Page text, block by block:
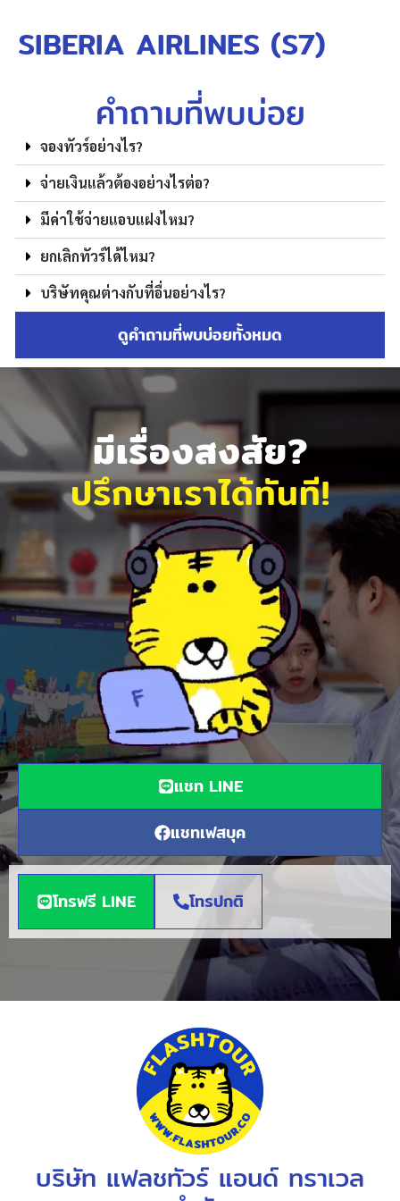
SIBERIA AIRLINES (S7)
คำถามที่พบบ่อย
จองทัวร์อย่างไร?
จ่ายเงินแล้วต้องอย่างไรต่อ?
มีค่าใช้จ่ายแอบแฝงไหม?
ยกเลิกทัวร์ได้ไหม?
บริษัทคุณต่างกับที่อื่นอย่างไร?
ดูคำถามที่พบบ่อยทั้งหมด
มีเรื่องสงสัย?
ปรึกษาเราได้ทันที!
แชท LINE
แชทเฟสบุค
โทรฟรี LINE โทรปกติ
บริษัท แฟลชทัวร์ แอนด์ ทราเวล